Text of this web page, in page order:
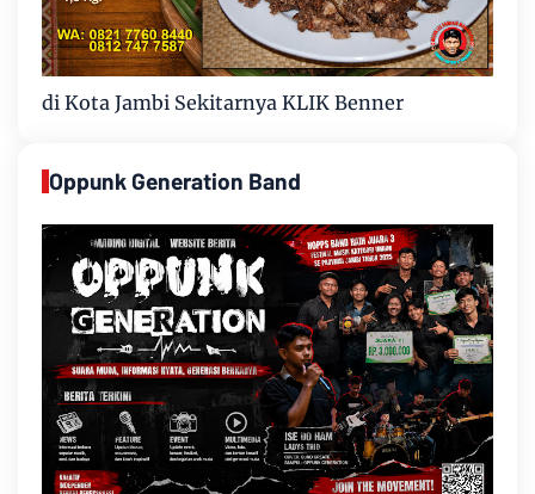
di Kota Jambi Sekitarnya KLIK Benner
Oppunk Generation Band